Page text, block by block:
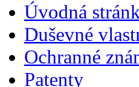
Úvodná
Duševné
Ochranné
Patenty